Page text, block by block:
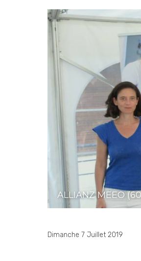
ALLIANZ MEEO
Dimanche 7 Juillet 2019